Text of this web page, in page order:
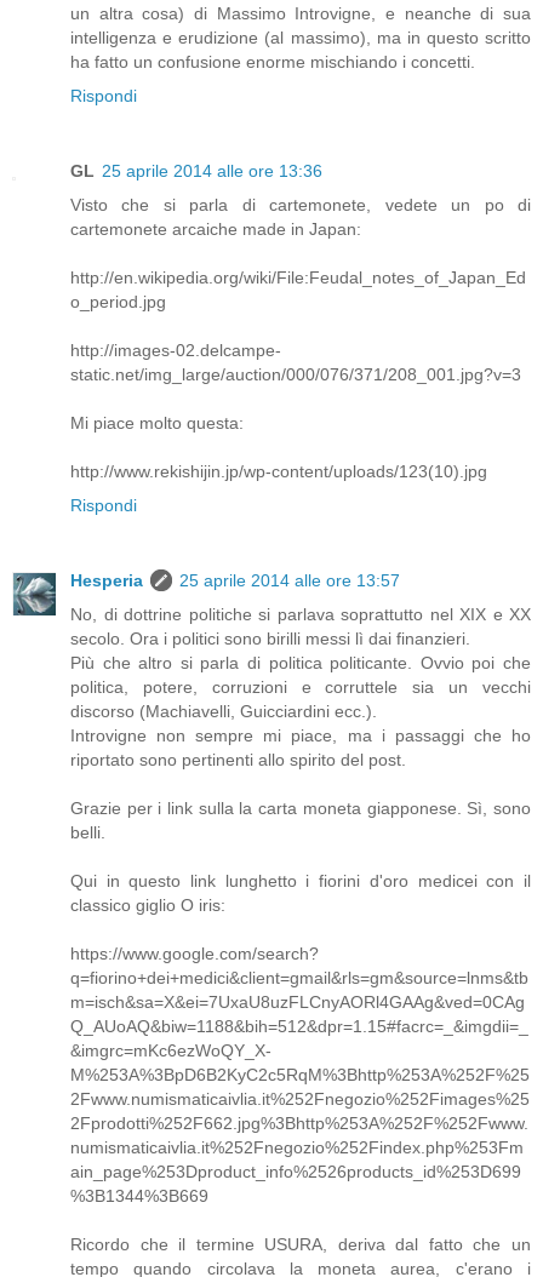
un altra cosa) di Massimo Introvigne, e neanche di sua
intelligenza e erudizione (al massimo), ma in questo scritto
ha fatto un confusione enorme mischiando i concetti.
Rispondi
GL 25 aprile 2014 alle ore 13:36
Visto che si parla di cartemonete, vedete un po di
cartemonete arcaiche made in Japan:
http://en.wikipedia.org/wiki/File:Feudal_notes_of_Japan_Ed
o_period.jpg
http://images-02.delcampe-
static.net/img_large/auction/000/076/371/208_001.jpg?v=3
Mi piace molto questa:
http://www.rekishijin.jp/wp-content/uploads/123(10).jpg
Rispondi
Hesperia
25 aprile 2014 alle ore 13:57
No, di dottrine politiche si parlava soprattutto nel XIX e XX
secolo. Ora i politici sono birilli messi lì dai finanzieri.
Più che altro si parla di politica politicante. Ovvio poi che
politica, potere, corruzioni e corruttele sia un vecchi
discorso (Machiavelli, Guicciardini ecc.).
Introvigne non sempre mi piace, ma i passaggi che ho
riportato sono pertinenti allo spirito del post.
Grazie per i link sulla la carta moneta giapponese. Sì, sono
belli.
Qui in questo link lunghetto i fiorini d'oro medicei con il
classico giglio O iris:
https://www.google.com/search?
q=fiorino+dei+medici&client=gmail&rls=gm&source=lnms&tb
m=isch&sa=X&ei=7UxaU8uzFLCnyAORl4GAAg&ved=0CAg
Q_AUoAQ&biw=1188&bih=512&dpr=1.15#facrc=_&imgdii=_
&imgrc=mKc6ezWoQY_X-
M%253A%3BpD6B2KyC2c5RqM%3Bhttp%253A%252F%25
2Fwww.numismaticaivlia.it%252Fnegozio%252Fimages%25
2Fprodotti%252F662.jpg%3Bhttp%253A%252F%252Fwww.
numismaticaivlia.it%252Fnegozio%252Findex.php%253Fm
ain_page%253Dproduct_info%2526products_id%253D699
%3B1344%3B669
Ricordo che il termine USURA, deriva dal fatto che un
tempo quando circolava la moneta aurea, c'erano i